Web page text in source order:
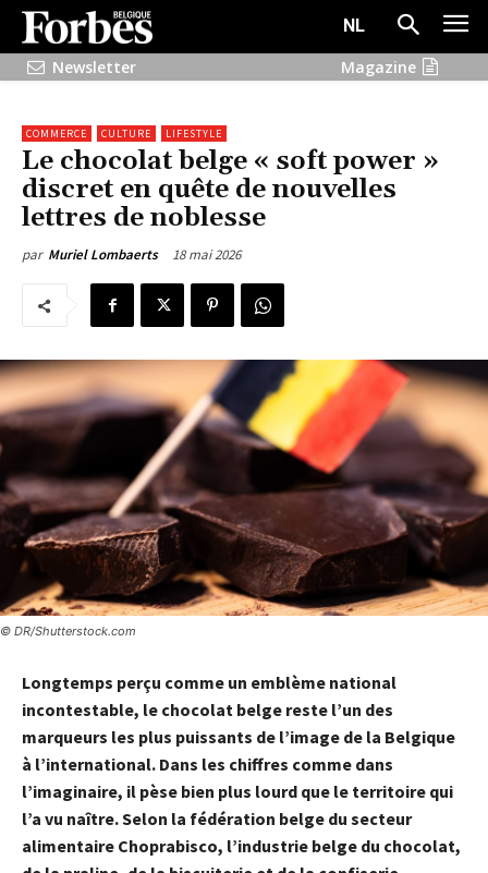
NL
Newsletter
Magazine
COMMERCE CULTURE LIFESTYLE
Le chocolat belge « soft power »
discret en quête de nouvelles
lettres de noblesse
par Muriel Lombaerts 18 mai 2026
© DR/Shutterstock.com
Longtemps perçu comme un emblème national
incontestable, le chocolat belge reste l’un des
marqueurs les plus puissants de l’image de la Belgique
à l’international. Dans les chiffres comme dans
l’imaginaire, il pèse bien plus lourd que le territoire qui
l’a vu naître. Selon la fédération belge du secteur
alimentaire Choprabisco, l’industrie belge du chocolat,